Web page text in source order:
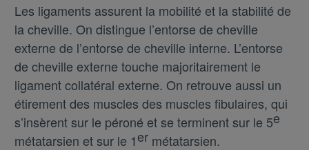
Les ligaments assurent la mobilité et la stabilité de
la cheville. On distingue l’entorse de cheville
externe de l’entorse de cheville interne. L’entorse
de cheville externe touche majoritairement le
ligament collatéral externe. On retrouve aussi un
étirement des muscles des muscles fibulaires, qui
s’insèrent sur le péroné et se terminent sur le 5e
métatarsien et sur le 1er métatarsien.